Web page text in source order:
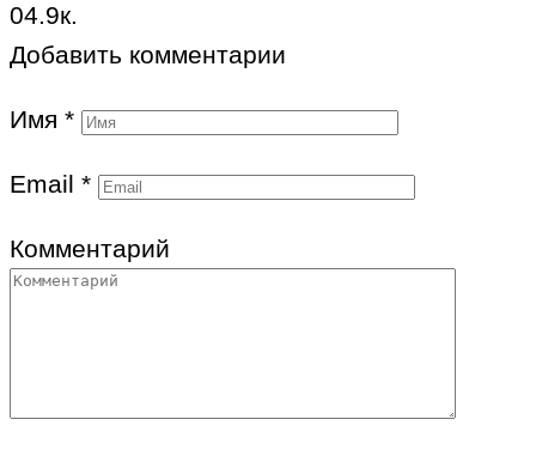
04.9к.
Добавить комментарии
Имя *
Email *
Комментарий